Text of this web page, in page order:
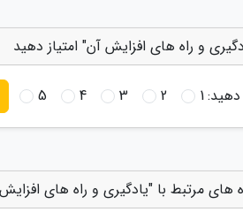
و راه های افزایش آن" امتیاز دهید
دهید:1
2
3
4
5
های مرتبط با "یادگیری و راه های